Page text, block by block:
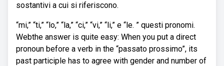
sostantivi a cui si riferiscono.
“mi,” “ti,” “lo,” “la,” “ci,” “vi,” “li,” e “le. ” questi pronomi.
Webthe answer is quite easy: When you put a direct
pronoun before a verb in the “passato prossimo”, its
past participle has to agree with gender and number of